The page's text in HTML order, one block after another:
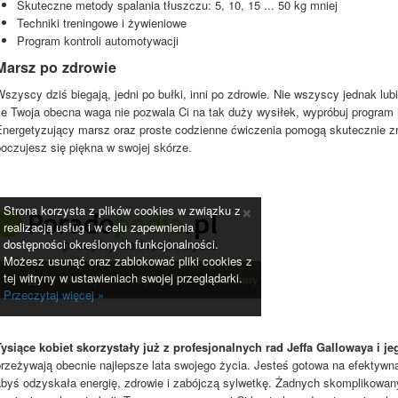
Skuteczne metody spalania tłuszczu: 5, 10, 15 ... 50 kg mniej
Techniki treningowe i żywieniowe
Program kontroli automotywacji
po zdrowie
dziś biegają, jedni po bułki, inni po zdrowie. Nie wszyscy jednak
Twoja obecna waga nie pozwala Ci na tak duży wysiłek, wypróbuj
marsz oraz proste codzienne ćwiczenia pomogą skutecznie
się piękna w swojej skórze.
kobiet skorzystały już z profesjonalnych rad Jeffa Gallowaya i
obecnie najlepsze lata swojego życia. Jesteś gotowa na
odzyskała energię, zdrowie i zabójczą sylwetkę. Żadnych